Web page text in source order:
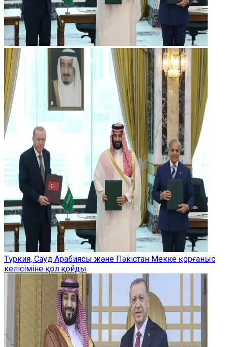
Түркия, Сауд Арабиясы және Пәкістан Мекке қорғаныс
келісіміне қол қойды